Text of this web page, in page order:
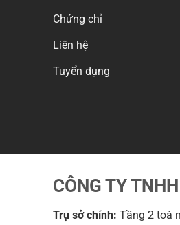
Chứng chỉ
Liên hệ
Tuyển dụng
CÔNG TY
Trụ sở chính: Tầng 2 toà